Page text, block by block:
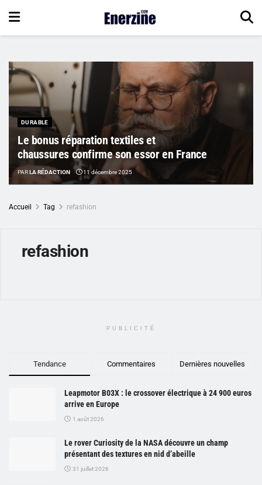
DURABLE
Le bonus réparation textiles et
chaussures confirme son essor en France
PARLA RÉDACTION 11 décembre 2025
Accueil Tag refashion
refashion
PUBLICITÉ
Tendance Commentaires Dernières nouvelles
Leapmotor B03X : le crossover électrique à 24 900 euros
arrive en Europe
1 août 2026
Le rover Curiosity de la NASA découvre un champ
présentant des textures en nid d’abeille
31 juillet 2026